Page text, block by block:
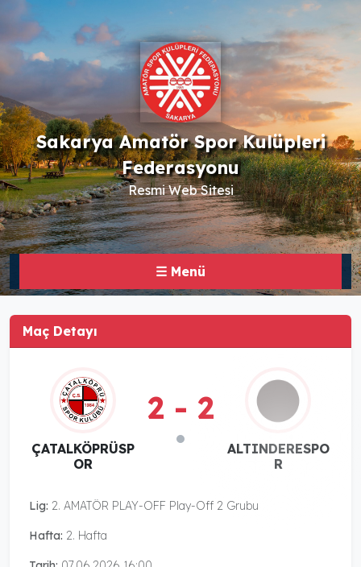
Sakarya Amatör Spor Kulüpleri
Federasyonu
Resmi Web Sitesi
☰ Menü
Maç Detayı
ÇATALKÖPRÜSP
OR
2 - 2
ALTINDERESPO
R
Lig: 2. AMATÖR PLAY-OFF Play-Off 2 Grubu
Hafta: 2. Hafta